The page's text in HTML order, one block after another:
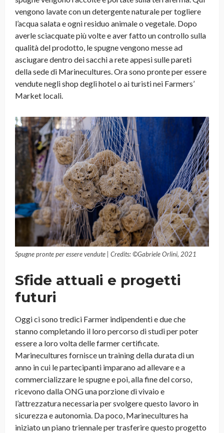
vengono lavate con un detergente naturale per togliere
l’acqua salata e ogni residuo animale o vegetale. Dopo
averle sciacquate più volte e aver fatto un controllo sulla
qualità del prodotto, le spugne vengono messe ad
asciugare dentro dei sacchi a rete appesi sulle pareti
della sede di Marinecultures. Ora sono pronte per essere
vendute negli shop degli hotel o ai turisti nei Farmers’
Market locali.
Spugne pronte per essere vendute | Credits: ©Gabriele Orlini, 2021
Sfide attuali e progetti
futuri
Oggi ci sono tredici Farmer indipendenti e due che
stanno completando il loro percorso di studi per poter
essere a loro volta delle farmer certificate.
Marinecultures fornisce un training della durata di un
anno in cui le partecipanti imparano ad allevare e a
commercializzare le spugne e poi, alla fine del corso,
ricevono dalla ONG una porzione di vivaio e
l’attrezzatura necessaria per svolgere questo lavoro in
sicurezza e autonomia. Da poco, Marinecultures ha
iniziato un piano triennale per trasferire questo progetto